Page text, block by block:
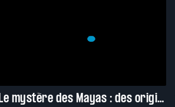
Le mystère des Mayas : des origines à la chute